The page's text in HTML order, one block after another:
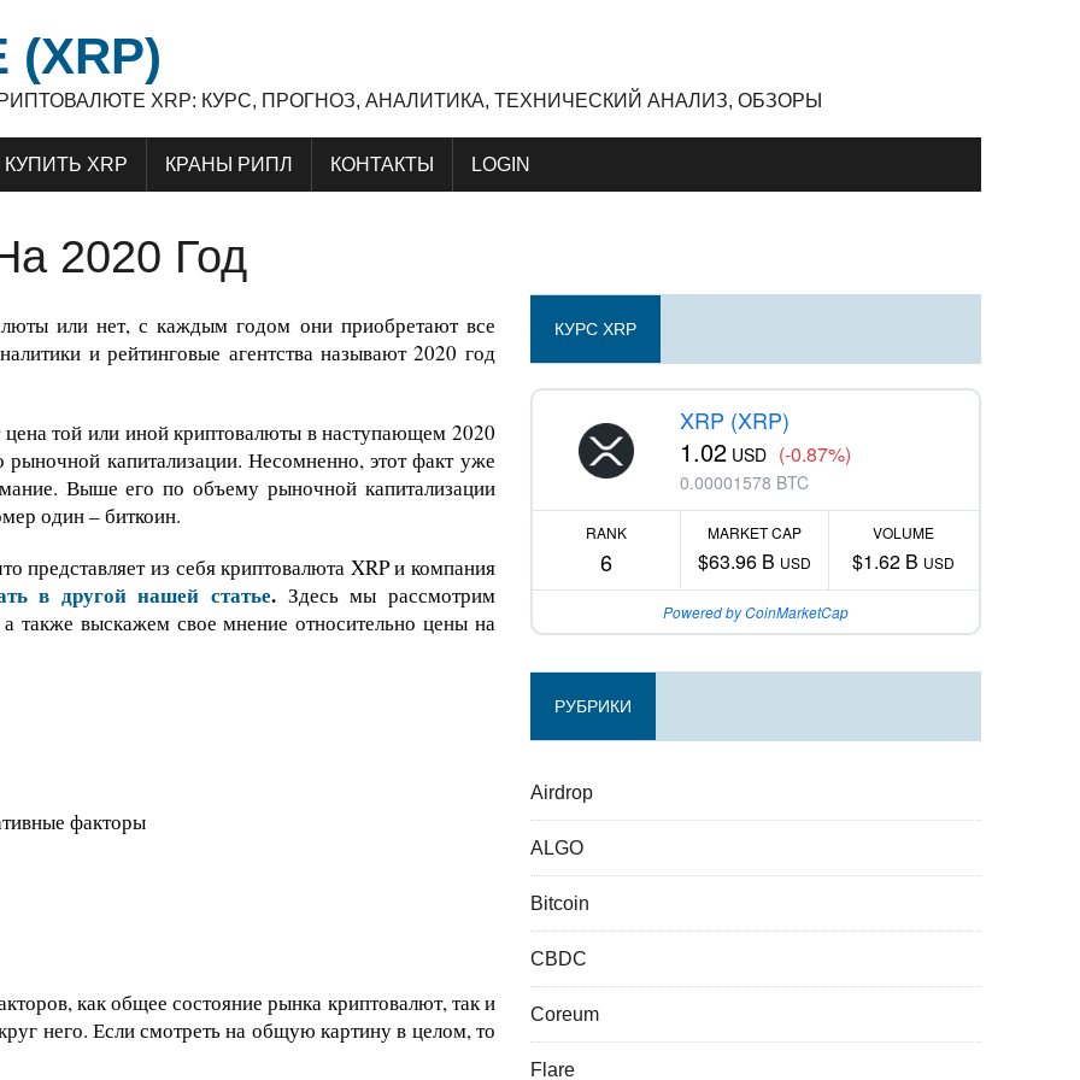
XRP: КУРС, ПРОГНОЗ, АНАЛИТИКА, ТЕХНИЧЕСКИЙ АНАЛИЗ, ОБЗОРЫ
XRP КРАНЫ РИПЛ КОНТАКТЫ LOGIN
2020 Год
или нет, с каждым годом они приобретают все
и рейтинговые агентства называют 2020 год
цена той или иной криптовалюты в наступающем 2020
капитализации. Несомненно, этот факт уже
Выше его по объему рыночной капитализации
один – биткоин.
представляет из себя криптовалюта XRP и компания
в другой нашей статье. Здесь мы рассмотрим
также выскажем свое мнение относительно цены на
факторы
как общее состояние рынка криптовалют, так и
него. Если смотреть на общую картину в целом, то
КУРС XRP
XRP (XRP)
1.02 USD (-0.87%)
0.00001578 BTC
RANK
6
MARKET CAP
$63.96 B USD
VOLUME
$1.62 B USD
Powered by CoinMarketCap
РУБРИКИ
Airdrop
ALGO
Bitcoin
CBDC
Coreum
Flare